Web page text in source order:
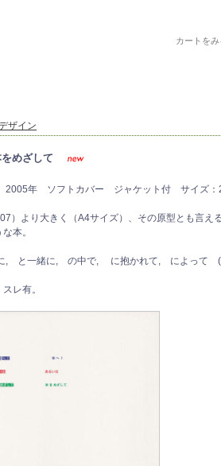
カートをみ
ザイン
めざして
年 ソフトカバー ジャケット付 サイズ：
）より大きく（A4サイズ）、その原型とも言
本。
と一緒に, の中で, に抱かれて, によって
レ有。